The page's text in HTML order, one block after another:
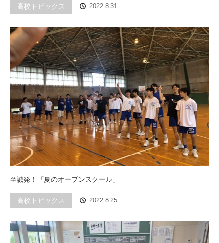
高校トピックス 2022.8.31
至誠発！「夏のオープンスクール」
高校トピックス 2022.8.25